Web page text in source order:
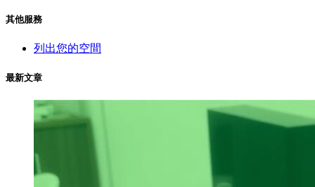
其他服務
列出您的空間
最新文章